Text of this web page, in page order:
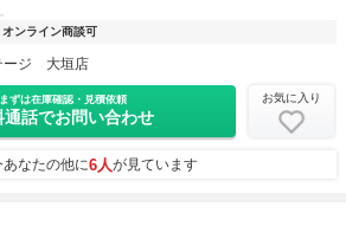
オンライン商談可
ージ 大垣店
まずは在庫確認・見積依頼
通話でお問い合わせ
お気に入り
あなたの他に6人が見ています